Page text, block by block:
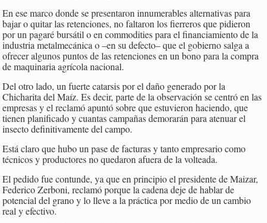
En ese marco donde se presentaron innumerables alternativas para
bajar o quitar las retenciones, no faltaron los fierreros que pidieron
por un pagaré bursátil o en commodities para el financiamiento de la
industria metalmecánica o –en su defecto– que el gobierno salga a
ofrecer algunos puntos de las retenciones en un bono para la compra
de maquinaria agrícola nacional.
Del otro lado, un fuerte catarsis por el daño generado por la
Chicharita del Maíz. Es decir, parte de la observación se centró en las
empresas y el reclamó apuntó sobre que estuvieron haciendo, que
tienen planificado y cuantas campañas demorarán para atenuar el
insecto definitivamente del campo.
Está claro que hubo un pase de facturas y tanto empresario como
técnicos y productores no quedaron afuera de la volteada.
El pedido fue contunde, ya que en principio el presidente de Maizar,
Federico Zerboni, reclamó porque la cadena deje de hablar de
potencial del grano y lo lleve a la práctica por medio de un cambio
real y efectivo.